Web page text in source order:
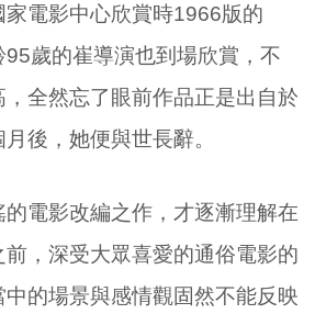
電影中心欣賞時1966版的
95歲的崔導演也到場欣賞，不
全然忘了眼前作品正是出自於
後，她便與世長辭。
電影改編之作，才逐漸理解在
，深受大眾喜愛的通俗電影的
的場景與感情觀固然不能反映